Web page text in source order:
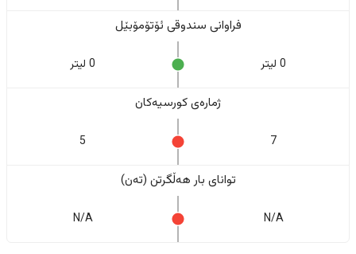
فراوانی سندوقی ئۆتۆمۆبێل
0 لیتر 0 لیتر
ژمارەی کورسیەکان
7
5
تواناى بار هەڵگرتن (تەن)
N/A
N/A